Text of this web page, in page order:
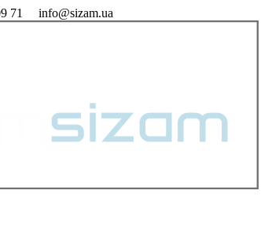
71 info@sizam.ua